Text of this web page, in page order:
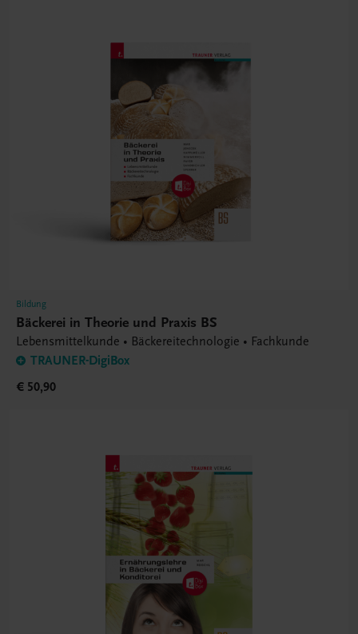
Bildung
Bäckerei in Theorie und Praxis BS
Lebensmittelkunde • Bäckereitechnologie • Fachkunde
TRAUNER-DigiBox
€ 50,90